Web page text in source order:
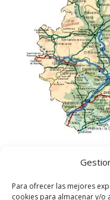
Para ofrecer las mejores
cookies para almacenar y/o